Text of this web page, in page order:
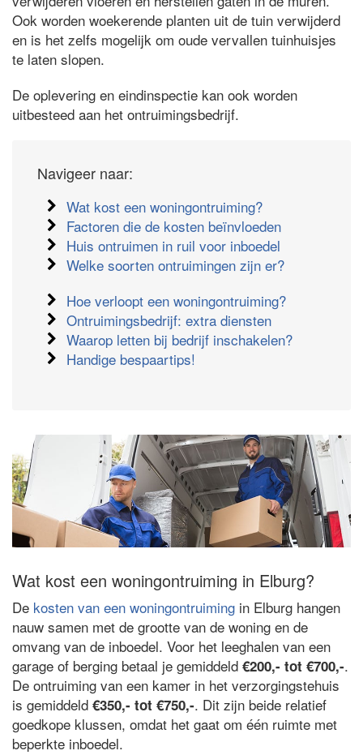
Ook worden woekerende planten uit de tuin verwijderd
en is het zelfs mogelijk om oude vervallen tuinhuisjes
te laten slopen.
De oplevering en eindinspectie kan ook worden
uitbesteed aan het ontruimingsbedrijf.
Navigeer naar:
Wat kost een woningontruiming?
Factoren die de kosten beïnvloeden
Huis ontruimen in ruil voor inboedel
Welke soorten ontruimingen zijn er?
Hoe verloopt een woningontruiming?
Ontruimingsbedrijf: extra diensten
Waarop letten bij bedrijf inschakelen?
Handige bespaartips!
Wat kost een woningontruiming in Elburg?
De kosten van een woningontruiming in Elburg hangen
nauw samen met de grootte van de woning en de
omvang van de inboedel. Voor het leeghalen van een
garage of berging betaal je gemiddeld €200,- tot €700,-.
De ontruiming van een kamer in het verzorgingstehuis
is gemiddeld €350,- tot €750,-. Dit zijn beide relatief
goedkope klussen, omdat het gaat om één ruimte met
beperkte inboedel.